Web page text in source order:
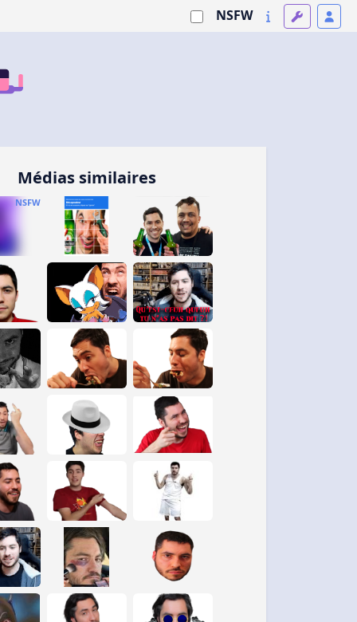
NSFW
Médias similaires
NSFW